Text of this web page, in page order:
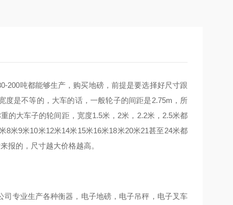
200吨都能够生产，购买地磅，前提是要选择好尺寸跟
是不等的，大车的话，一般轮子的间距是2.75m，所
的大车子的轮间距，宽度1.5米，2米，2.2米，2.5米都
米9米10米12米14米15米16米18米20米21甚至24米都
报的，尺寸越大价格越高。
司专业生产各种衡器，电子地磅，电子吊秤，电子叉车